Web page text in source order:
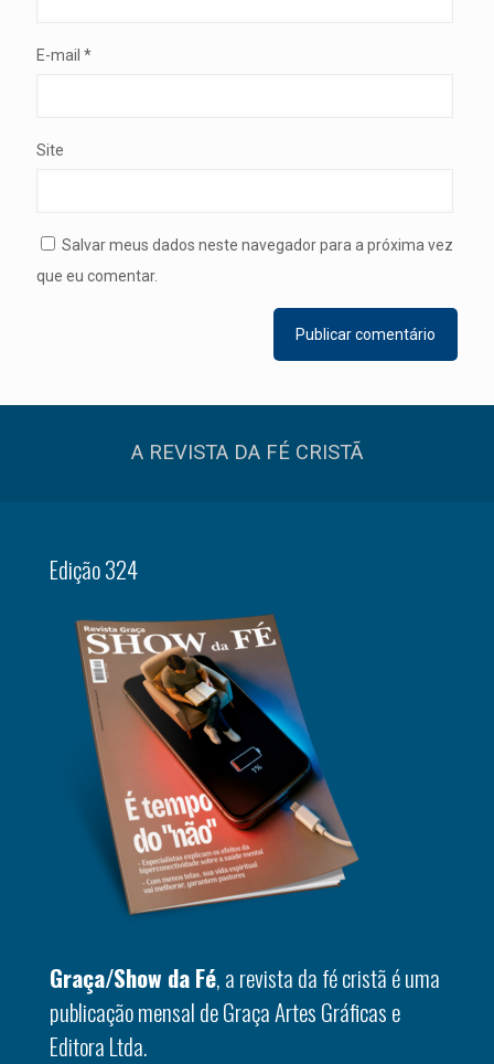
E-mail *
Site
Salvar meus dados neste navegador para a próxima vez
que eu comentar.
A REVISTA DA FÉ CRISTÃ
Edição 324
Graça/Show da Fé, a revista da fé cristã é uma
publicação mensal de Graça Artes Gráficas e
Editora Ltda.